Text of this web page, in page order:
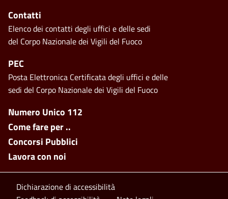
Footer side menu
Numero Unico 112
Come fare per ..
Concorsi Pubblici
Lavora con noi
Contatti
Elenco dei contatti degli uffici e delle sedi
del Corpo Nazionale dei Vigili del Fuoco
PEC
Posta Elettronica Certificata degli uffici e delle
sedi del Corpo Nazionale dei Vigili del Fuoco
Footer bottom
Dichiarazione di accessibilità